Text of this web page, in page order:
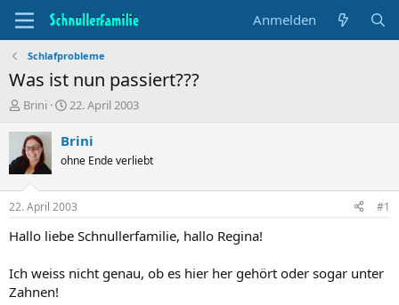
Anmelden
Schlafprobleme
Was ist nun passiert???
T
e
m
e
n
t
a
e
r
Brini
B
g
n
d
a
t
22. April 2003
Brini
ohne Ende verliebt
22. April 2003 #1
Hallo liebe Schnullerfamilie, hallo Regina!
Ich weiss nicht genau, ob es hier her gehört oder sogar unter
Zahnen!